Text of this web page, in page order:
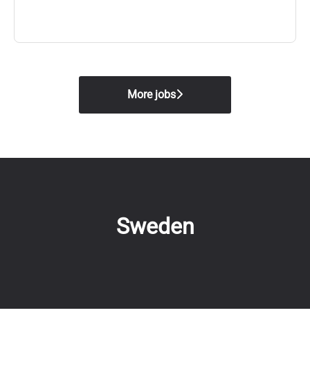
More jobs
Sweden